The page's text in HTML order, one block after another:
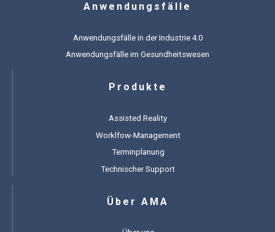
Anwendungsfälle
Anwendungsfälle in der Industrie 4.0
Anwendungsfälle im Gesundheitswesen
Produkte
Assisted Reality
Worklfow-Management
Terminplanung
Technischer Support
Über AMA